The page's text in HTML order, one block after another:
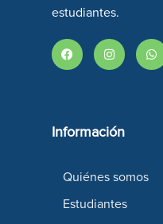
estudiantes.
Información
Quiénes somos
Estudiantes